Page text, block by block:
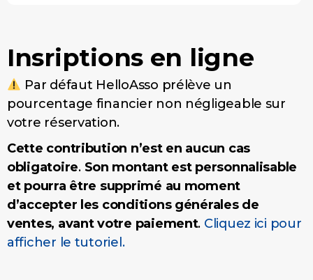
Insriptions en ligne
Par défaut HelloAsso prélève un
pourcentage financier non négligeable sur
votre réservation.
Cette contribution n’est en aucun cas
obligatoire. Son montant est personnalisable
et pourra être supprimé au moment
d’accepter les conditions générales de
ventes, avant votre paiement. Cliquez ici pour
afficher le tutoriel.